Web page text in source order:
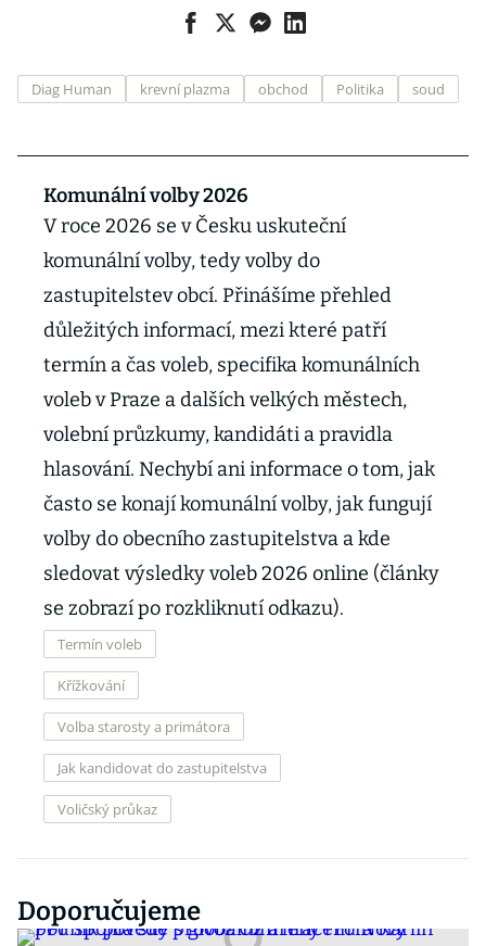
Diag Human krevní plazma obchod Politika soud
Komunální volby 2026
V roce 2026 se v Česku uskuteční
komunální volby, tedy volby do
zastupitelstev obcí. Přinášíme přehled
důležitých informací, mezi které patří
termín a čas voleb, specifika komunálních
voleb v Praze a dalších velkých městech,
volební průzkumy, kandidáti a pravidla
hlasování. Nechybí ani informace o tom, jak
často se konají komunální volby, jak fungují
volby do obecního zastupitelstva a kde
sledovat výsledky voleb 2026 online (články
se zobrazí po rozkliknutí odkazu).
Termín voleb
Křížkování
Volba starosty a primátora
Jak kandidovat do zastupitelstva
Voličský průkaz
Doporučujeme